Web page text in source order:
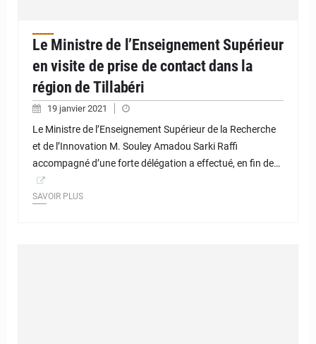
Le Ministre de l’Enseignement Supérieur
en visite de prise de contact dans la
région de Tillabéri
19 janvier 2021
Le Ministre de l’Enseignement Supérieur de la Recherche
et de l’Innovation M. Souley Amadou Sarki Raffi
accompagné d’une forte délégation a effectué, en fin de…
SAVOIR PLUS